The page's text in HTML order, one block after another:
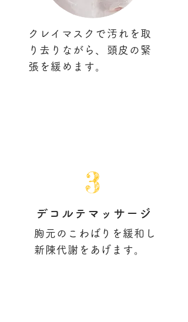
クレイマスクで汚れを取
り去りながら、頭皮の緊
張を緩めます。
3
デコルテマッサージ
胸元のこわばりを緩和し
新陳代謝をあげます。